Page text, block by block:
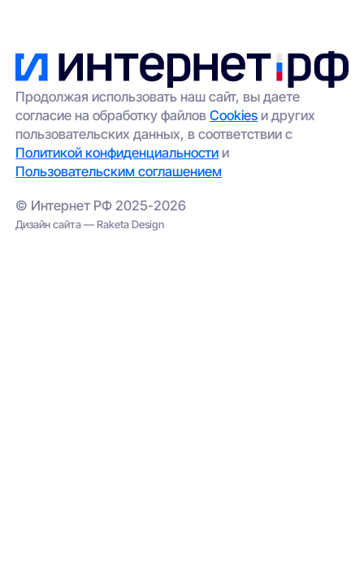
Продолжая использовать наш сайт, вы даете
согласие на обработку файловCookies и других
пользовательских данных, в соответствии с
Политикой конфиденциальности и
Пользовательским соглашением
© Интернет РФ 2025-2026
Дизайн сайта — Raketa Design